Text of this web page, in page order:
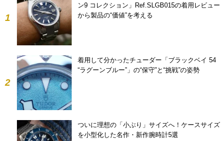
1
ン9 コレクション」Ref.SLGB015の着用レビュー
から製品の“価値”を考える
2
着用して分かったチューダー「ブラックベイ 54
“ラグーンブルー”」の“保守”と“挑戦”の姿勢
ついに理想の「小ぶり」サイズへ！ケースサイズ
を小型化した名作・新作腕時計5選